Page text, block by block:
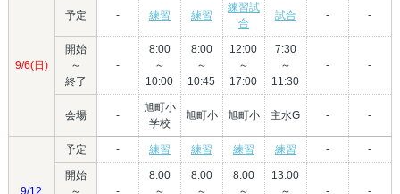
9/6(日)
予定 - 練習 練習
練習試
合
試合 - -
開始
～
終了
-
8:00
～
10:00
8:00
～
10:45
12:00
～
17:00
7:30
～
11:30
- -
会場 -
旭町小
学校
旭町小 旭町小 主水G - -
9/12
予定 - 練習 練習 練習 練習 - -
開始
～
-
8:00
～
8:00
～
8:00
～
13:00
～
- -